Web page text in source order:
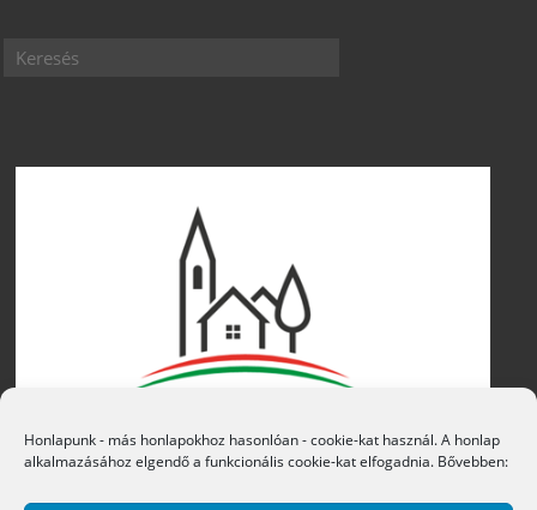
Honlapunk - más honlapokhoz hasonlóan - cookie-kat használ. A honlap
alkalmazásához elgendő a funkcionális cookie-kat elfogadnia. Bővebben: